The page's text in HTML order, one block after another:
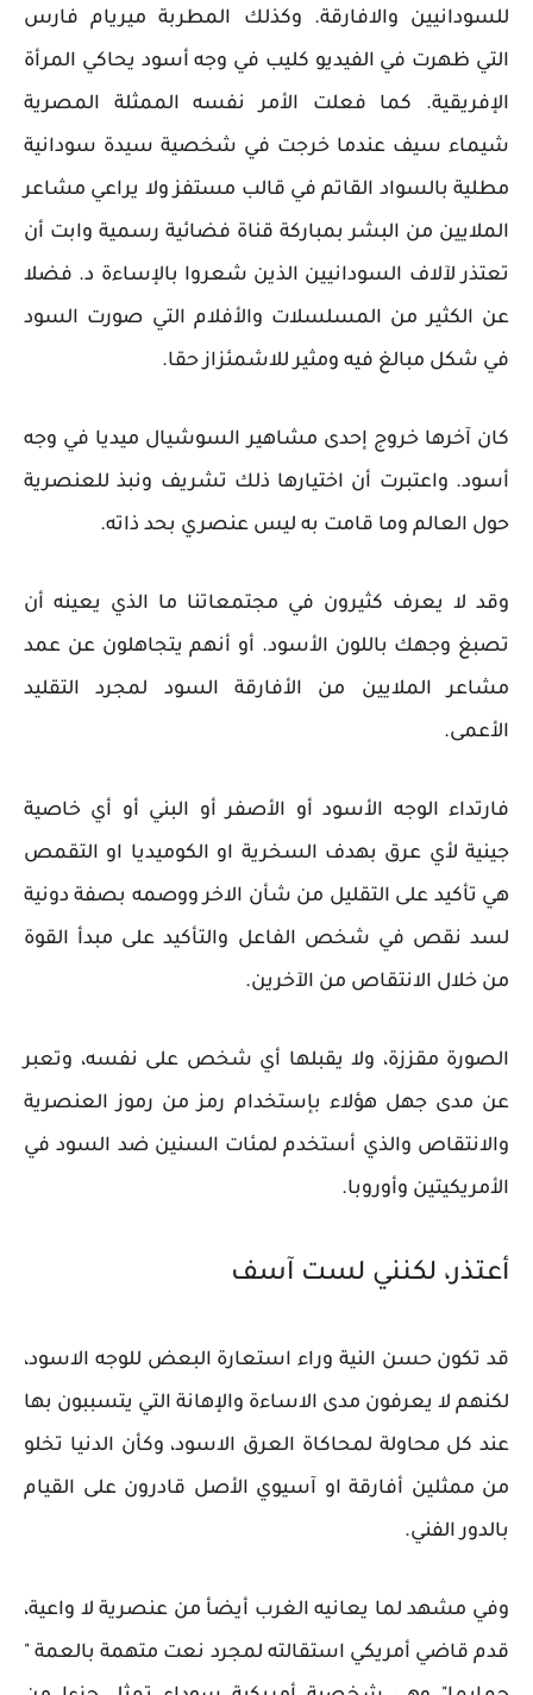
للسودانيين والافارقة. وكذلك المطربة ميريام فارس
التي ظهرت في الفيديو كليب في وجه أسود يحاكي المرأة
الإفريقية. كما فعلت الأمر نفسه الممثلة المصرية
شيماء سيف عندما خرجت في شخصية سيدة سودانية
مطلية بالسواد القاتم في قالب مستفز ولا يراعي مشاعر
الملايين من البشر بمباركة قناة فضائية رسمية وابت أن
تعتذر لآلاف السودانيين الذين شعروا بالإساءة د. فضلا
عن الكثير من المسلسلات والأفلام التي صورت السود
في شكل مبالغ فيه ومثير للاشمئزاز حقا.
كان آخرها خروج إحدى مشاهير السوشيال ميديا في وجه
أسود. واعتبرت أن اختيارها ذلك تشريف ونبذ للعنصرية
حول العالم وما قامت به ليس عنصري بحد ذاته.
وقد لا يعرف كثيرون في مجتمعاتنا ما الذي يعينه أن
تصبغ وجهك باللون الأسود. أو أنهم يتجاهلون عن عمد
مشاعر الملايين من الأفارقة السود لمجرد التقليد
الأعمى.
فارتداء الوجه الأسود أو الأصفر أو البني أو أي خاصية
جينية لأي عرق بهدف السخرية او الكوميديا او التقمص
هي تأكيد على التقليل من شأن الاخر ووصمه بصفة دونية
لسد نقص في شخص الفاعل والتأكيد على مبدأ القوة
من خلال الانتقاص من الآخرين.
الصورة مقززة، ولا يقبلها أي شخص على نفسه، وتعبر
عن مدى جهل هؤلاء بإستخدام رمز من رموز العنصرية
والانتقاص والذي أستخدم لمئات السنين ضد السود في
الأمريكيتين وأوروبا.
أعتذر، لكنني لست آسف
قد تكون حسن النية وراء استعارة البعض للوجه الاسود،
لكنهم لا يعرفون مدى الاساءة والإهانة التي يتسببون بها
عند كل محاولة لمحاكاة العرق الاسود، وكأن الدنيا تخلو
من ممثلين أفارقة او آسيوي الأصل قادرون على القيام
بالدور الفني.
وفي مشهد لما يعانيه الغرب أيضأ من عنصرية لا واعية،
قدم قاضي أمريكي استقالته لمجرد نعت متهمة بالعمة "